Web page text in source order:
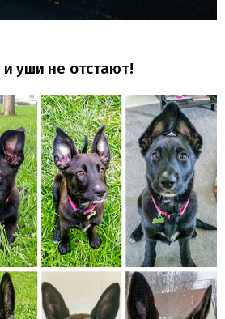
и уши не отстают!